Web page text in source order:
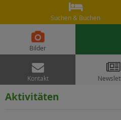

Suchen & Buchen

Bilder

Kontakt

Aktivitäten